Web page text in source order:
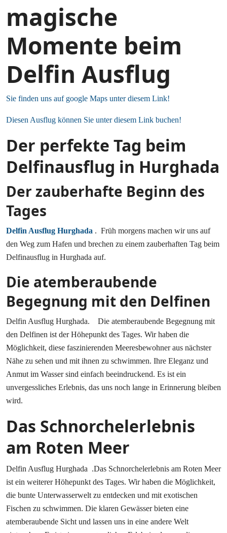
magische
Momente beim
Delfin Ausflug
Sie finden uns auf google Maps unter diesem Link!
Diesen Ausflug können Sie unter diesem Link buchen!
Der perfekte Tag beim
Delfinausflug in Hurghada
Der zauberhafte Beginn des
Tages
Delfin Ausflug Hurghada . Früh morgens machen wir uns auf
den Weg zum Hafen und brechen zu einem zauberhaften Tag beim
Delfinausflug in Hurghada auf.
Die atemberaubende
Begegnung mit den Delfinen
Delfin Ausflug Hurghada. Die atemberaubende Begegnung mit
den Delfinen ist der Höhepunkt des Tages. Wir haben die
Möglichkeit, diese faszinierenden Meeresbewohner aus nächster
Nähe zu sehen und mit ihnen zu schwimmen. Ihre Eleganz und
Anmut im Wasser sind einfach beeindruckend. Es ist ein
unvergessliches Erlebnis, das uns noch lange in Erinnerung bleiben
wird.
Das Schnorchelerlebnis
am Roten Meer
Delfin Ausflug Hurghada .Das Schnorchelerlebnis am Roten Meer
ist ein weiterer Höhepunkt des Tages. Wir haben die Möglichkeit,
die bunte Unterwasserwelt zu entdecken und mit exotischen
Fischen zu schwimmen. Die klaren Gewässer bieten eine
atemberaubende Sicht und lassen uns in eine andere Welt